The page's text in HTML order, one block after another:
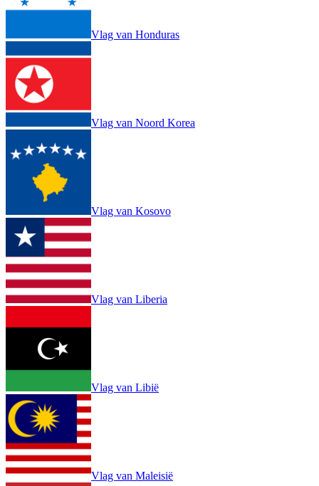
Vlag van Honduras
Vlag van Noord Korea
Vlag van Kosovo
Vlag van Liberia
Vlag van Libië
Vlag van Maleisië